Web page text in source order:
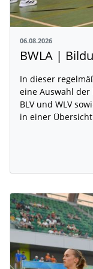
06.08.2026
BWLA |
In dieser
eine Auswahl der
BLV und WLV
in einer